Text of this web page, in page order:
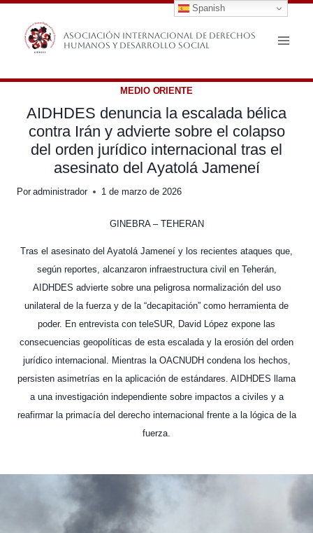
contenido
Asociación Internacional de Derechos
Humanos y Desarrollo Social
MEDIO ORIENTE
AIDHDES denuncia la escalada bélica
contra Irán y advierte sobre el colapso
del orden jurídico internacional tras el
asesinato del Ayatolá Jameneí
Por administrador 1 de marzo de 2026
GINEBRA – TEHERAN
Tras el asesinato del Ayatolá Jameneí y los recientes ataques que,
según reportes, alcanzaron infraestructura civil en Teherán,
AIDHDES advierte sobre una peligrosa normalización del uso
unilateral de la fuerza y de la “decapitación” como herramienta de
poder. En entrevista con teleSUR, David López expone las
consecuencias geopolíticas de esta escalada y la erosión del orden
jurídico internacional. Mientras la OACNUDH condena los hechos,
persisten asimetrías en la aplicación de estándares. AIDHDES llama
a una investigación independiente sobre impactos a civiles y a
reafirmar la primacía del derecho internacional frente a la lógica de la
fuerza.
Spanish